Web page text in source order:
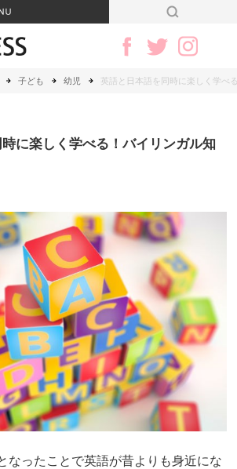
子ども 幼児 英語と日本語を同時に楽しく学べ
に楽しく学べる！バイリンガル知
なったことで英語が昔よりも身近にな